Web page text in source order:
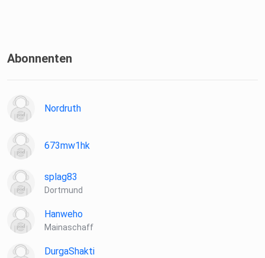
Abonnenten
Nordruth
673mw1hk
splag83
Dortmund
Hanweho
Mainaschaff
DurgaShakti